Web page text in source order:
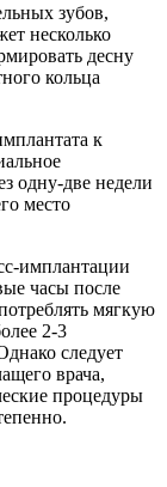
зубов,
несколько
десну
кольца
к
одну-две недели
место
имплантации
часы после
мягкую
2-3
следует
врача,
процедуры